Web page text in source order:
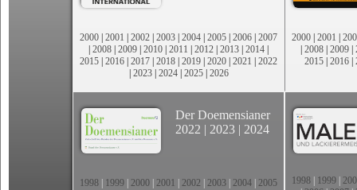
2000 | 2001 | 2002 | 2003 | 2004 | 2005 | 2006 | 2007
| 2008 | 2009 | 2010 | 2011 | 2012 | 2013 | 2014 |
2015 | 2016 | 2017 | 2018 | 2019 | 2020 | 2021 | 2022
| 2023| 2024| 2025| 2026
2000 | 2001 |
| 2008 | 2009 |
2015 | 2016 |
Der Doemensianer
2022 | 2023 | 2024
1998 1999 2000 2001 2002 2003 2004 2005
1998 1999